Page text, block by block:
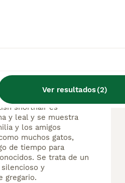
Ver resultados(2)
de
de pelo
shorthair es
y leal y se muestra
y los amigos
muchos gatos,
de tiempo para
Se trata de un
y
gregario.